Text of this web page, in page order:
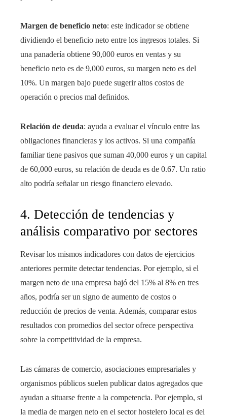
Margen de beneficio neto: este indicador se obtiene
dividiendo el beneficio neto entre los ingresos totales. Si
una panadería obtiene 90,000 euros en ventas y su
beneficio neto es de 9,000 euros, su margen neto es del
10%. Un margen bajo puede sugerir altos costos de
operación o precios mal definidos.
Relación de deuda: ayuda a evaluar el vínculo entre las
obligaciones financieras y los activos. Si una compañía
familiar tiene pasivos que suman 40,000 euros y un capital
de 60,000 euros, su relación de deuda es de 0.67. Un ratio
alto podría señalar un riesgo financiero elevado.
4. Detección de tendencias y
análisis comparativo por sectores
Revisar los mismos indicadores con datos de ejercicios
anteriores permite detectar tendencias. Por ejemplo, si el
margen neto de una empresa bajó del 15% al 8% en tres
años, podría ser un signo de aumento de costos o
reducción de precios de venta. Además, comparar estos
resultados con promedios del sector ofrece perspectiva
sobre la competitividad de la empresa.
Las cámaras de comercio, asociaciones empresariales y
organismos públicos suelen publicar datos agregados que
ayudan a situarse frente a la competencia. Por ejemplo, si
la media de margen neto en el sector hostelero local es del